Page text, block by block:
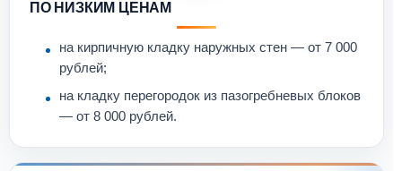
ПО НИЗКИМ ЦЕНАМ
на кирпичную кладку наружных стен — от 7 000
рублей;
на кладку перегородок из пазогребневых блоков
— от 8 000 рублей.